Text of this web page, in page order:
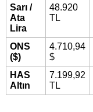
Sarı /
Ata
Lira
48.920
TL
ONS
($)
4.710,94
$
HAS
Altın
7.199,92
TL